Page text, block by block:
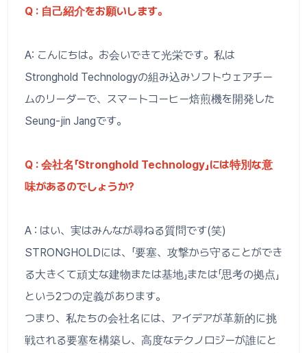
Q : 自己紹介をお願いします。
A: こんにちは。お会いできて光栄です。私は
Stronghold Technologyの組み込みソフトウェアチー
ムのリーダーで、スマートコーヒー焙煎機を開発した
Seung-jin Jangです。
Q : 会社名「Stronghold Technology」には特別な意
味があるのでしょうか?
A : はい、実はみんなが尋ねる質問です(笑)
STRONGHOLDには、「要塞、攻撃から守ることができ
る大きくて頑丈な建物または基地」または「思考の拠点」
という2つの定義があります。
つまり、私たちの会社名には、アイデアが革新的に挑
戦される要塞を構築し、高度なテクノロジーが誰にと